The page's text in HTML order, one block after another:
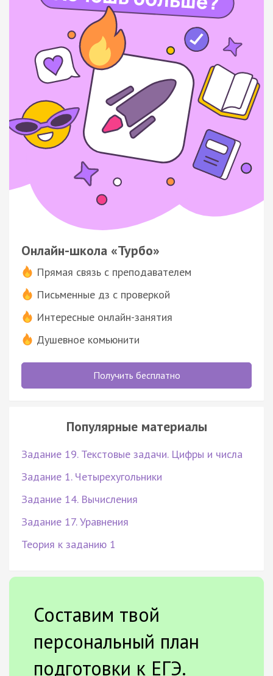
Онлайн-школа «Турбо»
Прямая связь с преподавателем
Письменные дз с проверкой
Интересные онлайн-занятия
Душевное комьюнити
Получить бесплатно
Популярные материалы
Задание 19. Текстовые задачи. Цифры и числа
Задание 1. Четырехугольники
Задание 14. Вычисления
Задание 17. Уравнения
Теория к заданию 1
Составим твой
персональный план
подготовки к ЕГЭ.